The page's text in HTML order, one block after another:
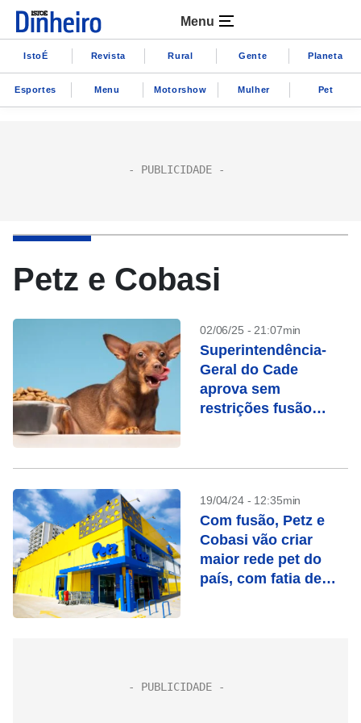
Menu
IstoÉ Revista Rural Gente Planeta
Esportes Menu Motorshow Mulher Pet
Petz e Cobasi
02/06/25 - 21:07min
Superintendência-
Geral do Cade
aprova sem
restrições fusão
19/04/24 - 12:35min
Com fusão, Petz e
Cobasi vão criar
maior rede pet do
país, com fatia de